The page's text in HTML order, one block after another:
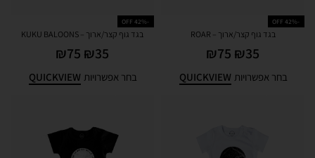
-42% OFF
בגד גוף קצר/ארוך – ROAR
₪35
₪75
בחר אפשרויות QUICKVIEW
-42% OFF
בגד גוף קצר/ארוך – KUKU BALOONS
₪35
₪75
בחר אפשרויות QUICKVIEW